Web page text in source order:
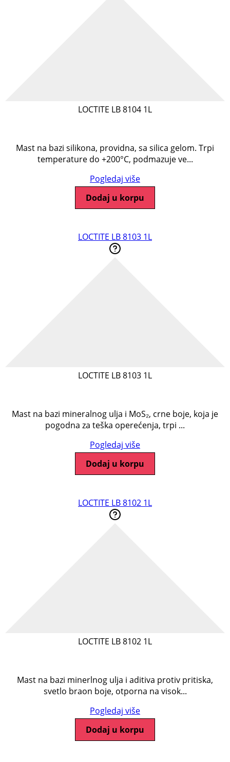
LOCTITE LB 8104 1L
Mast na bazi silikona, providna, sa silica gelom. Trpi
temperature do +200°C, podmazuje ve...
Pogledaj više
Dodaj u korpu
LOCTITE LB 8103 1L
LOCTITE LB 8103 1L
Mast na bazi mineralnog ulja i MoS₂, crne boje, koja je
pogodna za teška operećenja, trpi ...
Pogledaj više
Dodaj u korpu
LOCTITE LB 8102 1L
LOCTITE LB 8102 1L
Mast na bazi minerlnog ulja i aditiva protiv pritiska,
svetlo braon boje, otporna na visok...
Pogledaj više
Dodaj u korpu